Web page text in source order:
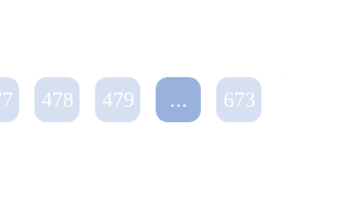
478 479 ... 673